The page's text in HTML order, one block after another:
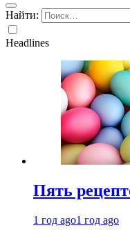
Найти:
Headlines
Пять
1 год ago1 год ago